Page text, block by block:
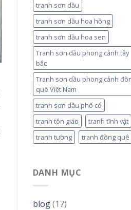
tranh sơn dầu
tranh sơn dầu hoa hồng
tranh sơn dầu hoa sen
Tranh sơn dầu phong cảnh tây
bắc
Tranh sơn dầu phong cảnh
quê Việt Nam
tranh sơn dầu phố cổ
tranh tôn giáo
tranh tĩnh vật
tranh tường
tranh đồng quê
DANH MỤC
blog(17)